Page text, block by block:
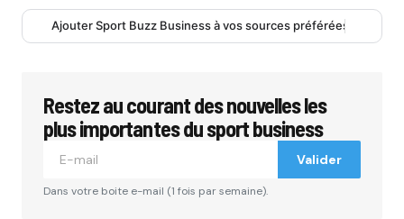
Ajouter Sport Buzz Business à vos sources préférées
Restez au courant des nouvelles les
plus importantes du sport business
Valider
Dans votre boite e-mail (1 fois par semaine).